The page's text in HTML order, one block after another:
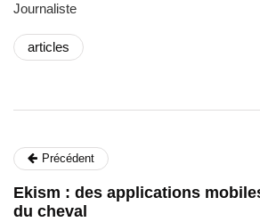
Journaliste
articles
Précédent
Ekism : des applications
du cheval